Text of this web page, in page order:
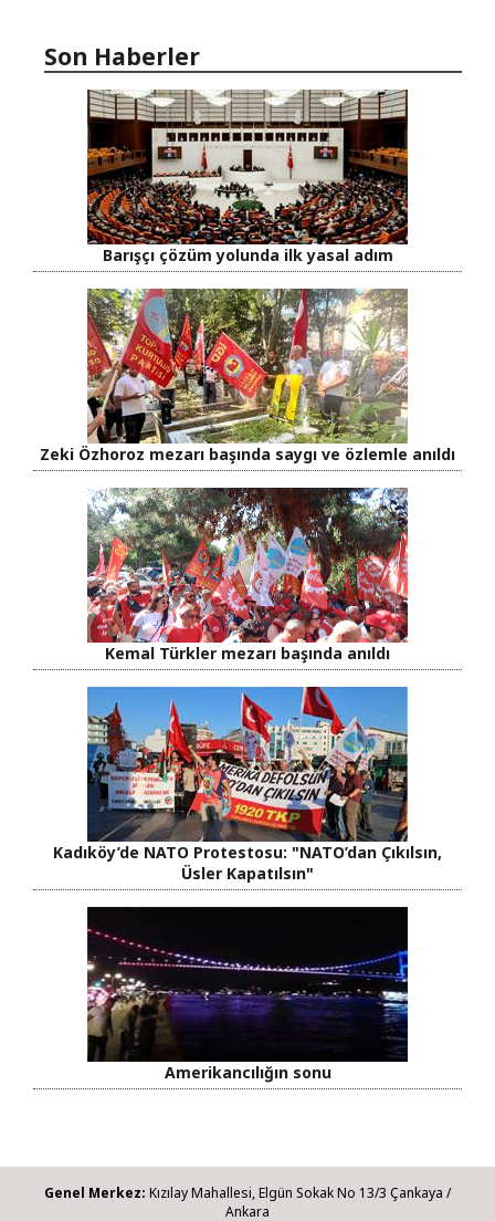
Son Haberler
Barışçı çözüm yolunda ilk yasal adım
Zeki Özhoroz mezarı başında saygı ve özlemle anıldı
Kemal Türkler mezarı başında anıldı
Kadıköy’de NATO Protestosu: "NATO’dan Çıkılsın,
Üsler Kapatılsın"
Amerikancılığın sonu
Genel Merkez: Kızılay Mahallesi, Elgün Sokak No 13/3 Çankaya /
Ankara